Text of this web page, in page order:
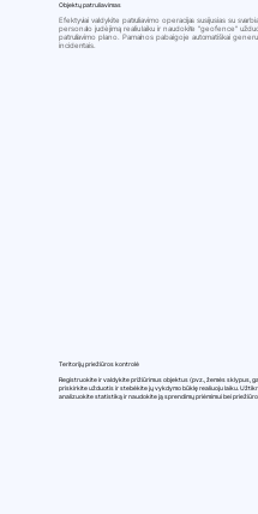
Objektų patruliavimas
Efektyviai valdykite patruliavimo operacijas susijusias su
personalo judėjimą realiu laiku ir naudokite "geofence"
patruliavimo plano. Pamainos pabaigoje automatiškai
incidentais.
Teritorijų priežiūros kontrolė
Registruokite ir valdykite prižiūrimus objektus (pvz., žemės sklypus,
priskirkite užduotis ir stebėkite jų vykdymo būklę realiuoju laiku.
analizuokite statistiką ir naudokite ją sprendimų priėmimui bei